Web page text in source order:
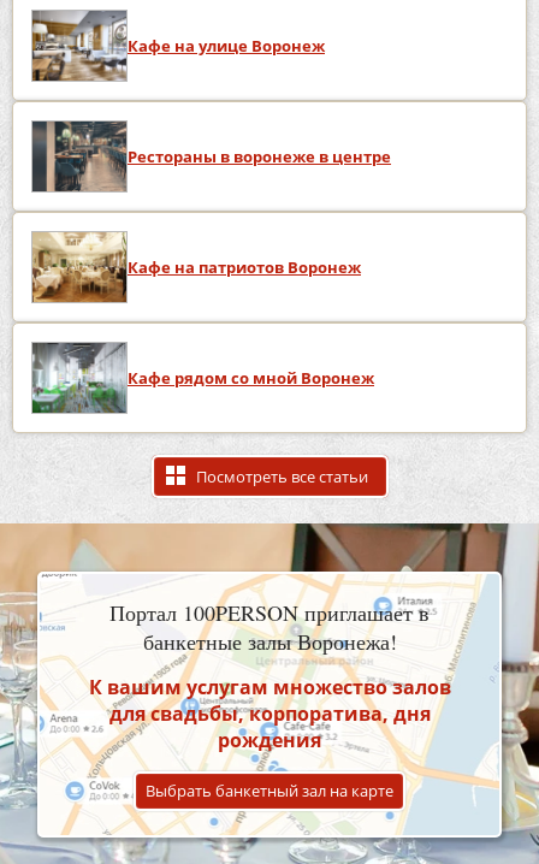
Кафе на улице Воронеж
Рестораны в воронеже в центре
Кафе на патриотов Воронеж
Кафе рядом со мной Воронеж
Посмотреть все статьи
Портал 100PERSON приглашает в
банкетные залы Воронежа!
К вашим услугам множество залов
для свадьбы, корпоратива, дня
рождения
Выбрать банкетный зал на карте